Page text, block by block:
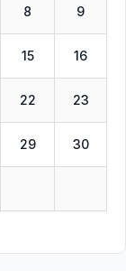
8 9
15 16
22 23
29 30